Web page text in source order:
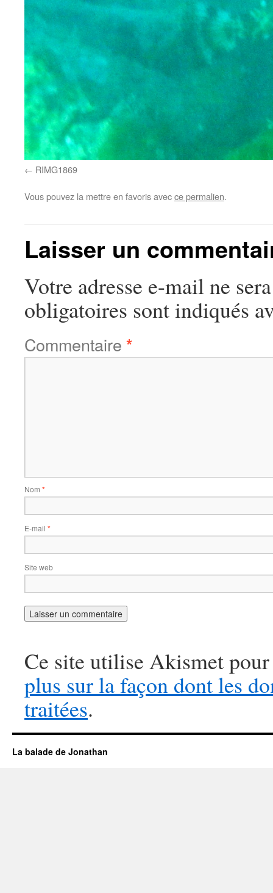
RIMG1869
Vous pouvez la mettre en favoris avecce permalien.
Laisser un
Votre adresse e-mail ne
obligatoires sont indiqués
Commentaire *
Nom *
E-mail *
Site web
Ce site utilise Akismet
plus sur la façon dont les
traitées.
La balade de Jonathan